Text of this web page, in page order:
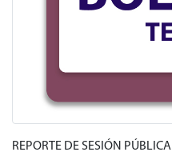
REPORTE DE SESIÓN PÚBLICA